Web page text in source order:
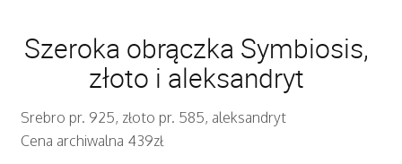
Szeroka obrączka Symbiosis,
złoto i aleksandryt
Srebro pr. 925, złoto pr. 585, aleksandryt
Cena archiwalna 439zł